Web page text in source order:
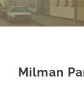
Milman